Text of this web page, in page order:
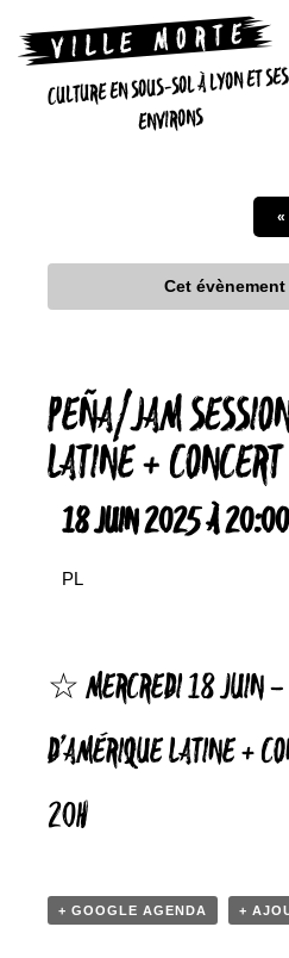
CULTURE EN SOUS-SOL À LYON ET SES
ENVIRONS
«
Cet
PEÑA/JAM
LATINE +
18 JUIN 2025 À 20:00
PL
☆ MERCREDI 18 JUIN –
D’AMÉRIQUE LATINE +
20H
+ GOOGLE AGENDA +